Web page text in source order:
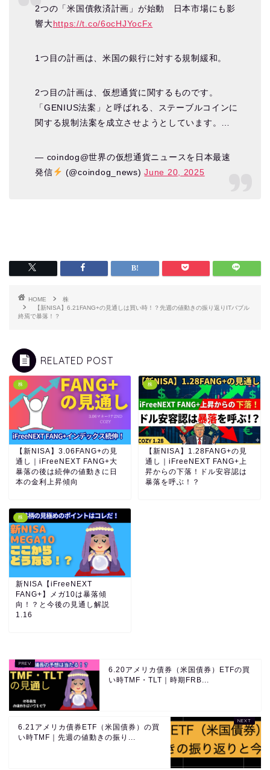
2つの「米国債救済計画」が始動 日本市場にも影
響大https://t.co/6ocHJYocFx
1つ目の計画は、米国の銀行に対する規制緩和。
2つ目の計画は、仮想通貨に関するものです。
「GENIUS法案」と呼ばれる、ステーブルコインに
関する規制法案を成立させようとしています。…
— coindog@世界の仮想通貨ニュースを日本最速
発信
(@coindog_news)June 20, 2025
HOME
株
【新NISA】6.21FANG+の見通しは買い時！？先週の値動きの振り返りITバブル
終焉で暴落！？
RELATED POST
株
【新NISA】3.06FANG+の見
通し｜iFreeNEXT FANG+大
暴落の後は続伸の値動きに日
本の金利上昇傾向
株
【新NISA】1.28FANG+の見
通し｜iFreeNEXT FANG+上
昇からの下落！ドル安容認は
暴落を呼ぶ！？
株
新NISA【iFreeNEXT
FANG+】メガ10は暴落傾
向！？と今後の見通し解説
1.16
6.20アメリカ債券（米国債券）ETFの買
い時TMF・TLT｜時期FRB...
6.21アメリカ債券ETF（米国債券）の買
い時TMF｜先週の値動きの振り...